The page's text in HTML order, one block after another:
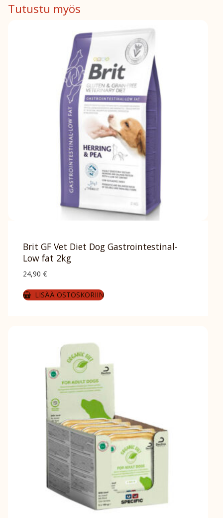
Tutustu myös
Brit GF Vet Diet Dog Gastrointestinal-
Low fat 2kg
24,90 €
LISÄÄ OSTOSKORIIN